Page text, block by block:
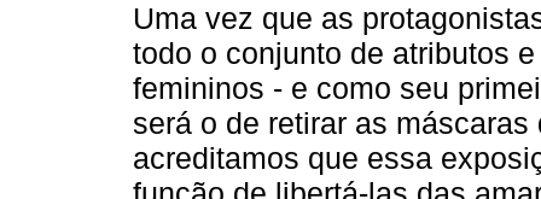
Uma vez que as
todo o conjunto de atributos
femininos - e como seu
será o de retirar as
acreditamos que essa